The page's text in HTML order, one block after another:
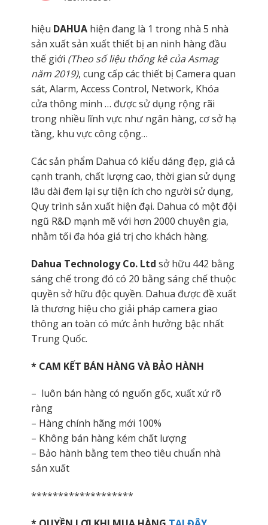
hiệu DAHUAhiện đang là 1 trong nhà 5 nhà
sản xuất sản xuất thiết bị an ninh hàng đầu
thế giới (Theo số liệu thống kê của Asmag
năm 2019), cung cấp các thiết bị Camera quan
sát, Alarm, Access Control, Network, Khóa
cửa thông minh … được sử dụng rộng rãi
trong nhiều lĩnh vực như ngân hàng, cơ sở hạ
tầng, khu vực công cộng…
Các sản phẩm Dahua có kiểu dáng đẹp, giá cả
cạnh tranh, chất lượng cao, thời gian sử dụng
lâu dài đem lại sự tiện ích cho người sử dụng,
Quy trình sản xuất hiện đại. Dahua có một đội
ngũ R&D mạnh mẽ với hơn 2000 chuyên gia,
nhằm tối đa hóa giá trị cho khách hàng.
Dahua Technology Co. Ltd sở hữu 442 bằng
sáng chế trong đó có 20 bằng sáng chế thuộc
quyền sở hữu độc quyền. Dahua được đề xuất
là thương hiệu cho giải pháp camera giao
thông an toàn có mức ảnh hưởng bậc nhất
Trung Quốc.
* CAM KẾT BÁN HÀNG VÀ BẢO HÀNH
– luôn bán hàng có nguốn gốc, xuất xứ rõ
ràng
– Hàng chính hãng mới 100%
– Không bán hàng kém chất lượng
– Bảo hành bằng tem theo tiêu chuẩn nhà
sản xuất
*******************